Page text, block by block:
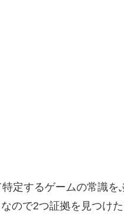
定するゲームの常識を
ので2つ証拠を見つけ